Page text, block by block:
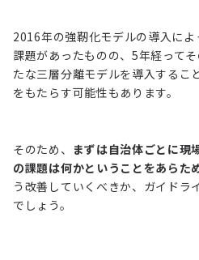
2016年の強靭化モデルの導入に
課題があったものの、5年経って
たな三層分離モデルを導入するこ
をもたらす可能性もあります。
そのため、 まずは自治体ごとに現
の課題は何かということをあらた
う改善していくべきか、ガイドラ
でしょう。